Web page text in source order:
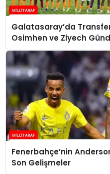
Galatasaray’da
Osimhen ve Ziyech
Fenerbahçe’nin
Son Gelişmeler